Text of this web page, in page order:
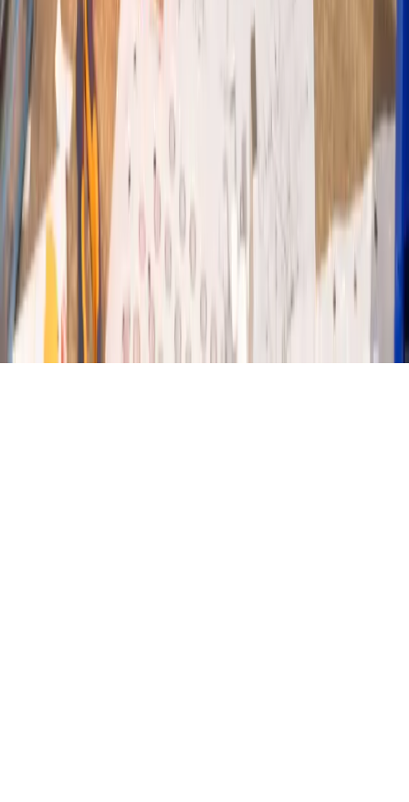
Besoin d'aide ?
Starty
En ligne
Bonjour ! Je suis Starty, l'assistant virtuel de Start !
Comment puis-je vous aider ?
Quels sont les horaires ?
Quels métiers sont présentés ?
Comment participer au Job dating ?